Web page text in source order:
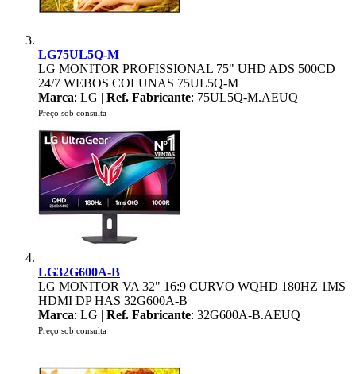
LG75UL5Q-M
LG MONITOR PROFISSIONAL 75" UHD ADS 500CD
24/7 WEBOS COLUNAS 75UL5Q-M
Marca: LG | Ref. Fabricante: 75UL5Q-M.AEUQ
Preço sob consulta
LG32G600A-B
LG MONITOR VA 32" 16:9 CURVO WQHD 180HZ 1MS
HDMI DP HAS 32G600A-B
Marca: LG | Ref. Fabricante: 32G600A-B.AEUQ
Preço sob consulta